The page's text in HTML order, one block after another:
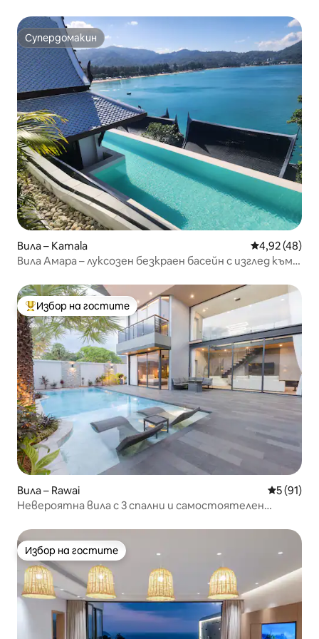
Супердомакин
Супердомакин
Вила – Kamala Средна
4,92 (48)
Вила Амара – луксозен безкраен басейн с изглед към
Най-популярен избор на гостите
Избор на гостите
Вила – Rawai Средна
5 (91)
Невероятна вила с 3 спални и самостоятелен
Избор на гостите
Избор на гостите